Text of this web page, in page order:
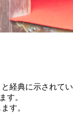
経典に示されてい
す。
す。